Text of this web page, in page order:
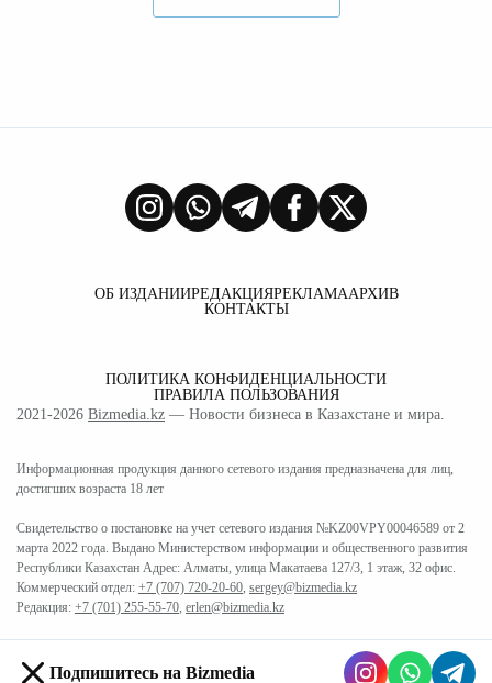
ОБ ИЗДАНИИРЕДАКЦИЯРЕКЛАМААРХИВ
КОНТАКТЫ
ПОЛИТИКА КОНФИДЕНЦИАЛЬНОСТИ
ПРАВИЛА ПОЛЬЗОВАНИЯ
2021-2026 Bizmedia.kz — Новости бизнеса в Казахстане и мира.
Информационная продукция данного сетевого издания предназначена для лиц,
достигших возраста 18 лет
Свидетельство о постановке на учет сетевого издания №KZ00VPY00046589 от 2
марта 2022 года. Выдано Министерством информации и общественного развития
Республики Казахстан Адрес: Алматы, улица Макатаева 127/3, 1 этаж, 32 офис.
Коммерческий отдел: +7 (707) 720-20-60, sergey@bizmedia.kz
Редакция: +7 (701) 255-55-70, erlen@bizmedia.kz
Подпишитесь на Bizmedia